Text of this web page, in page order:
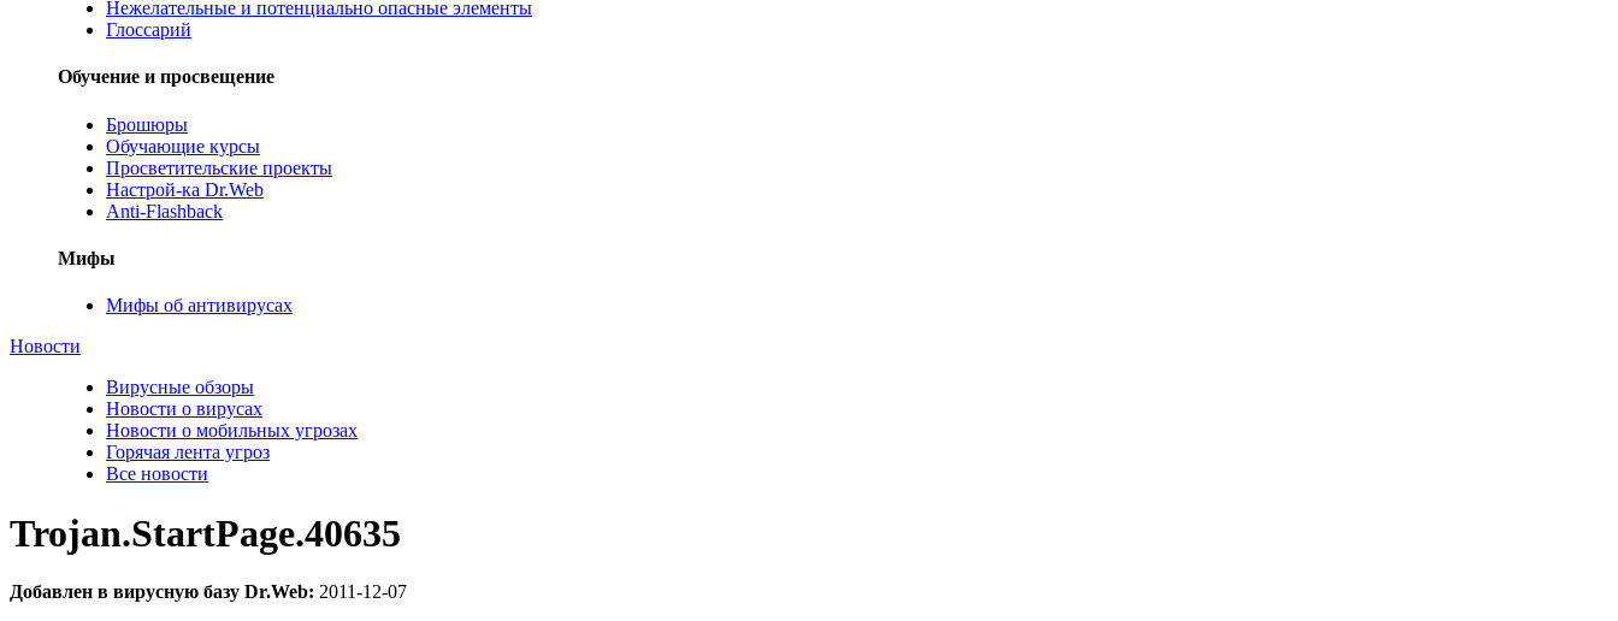
Нежелательные и потенциально опасные элементы
Глоссарий
Обучение и просвещение
Брошюры
Обучающие курсы
Просветительские проекты
Настрой-ка Dr.Web
Anti-Flashback
Мифы
Мифы об антивирусах
Новости
Вирусные обзоры
Новости о вирусах
Новости о мобильных угрозах
Горячая лента угроз
Все новости
Trojan.StartPage.40635
Добавлен в вирусную базу Dr.Web: 2011-12-07